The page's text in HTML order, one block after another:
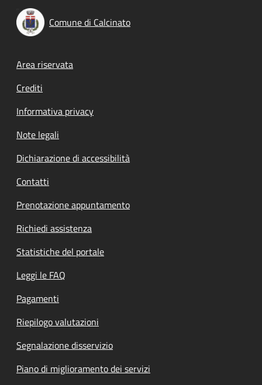
Comune di Calcinato
Footer menu
Area riservata
Crediti
Informativa privacy
Note legali
Dichiarazione di accessibilità
Contatti
Prenotazione appuntamento
Richiedi assistenza
Statistiche del portale
Leggi le FAQ
Pagamenti
Riepilogo valutazioni
Segnalazione disservizio
Piano di miglioramento dei servizi